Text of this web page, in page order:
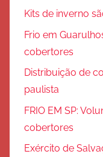
Kits de inverno
Frio em
cobertores
Distribuição de
paulista
FRIO EM SP:
cobertores
Exército de